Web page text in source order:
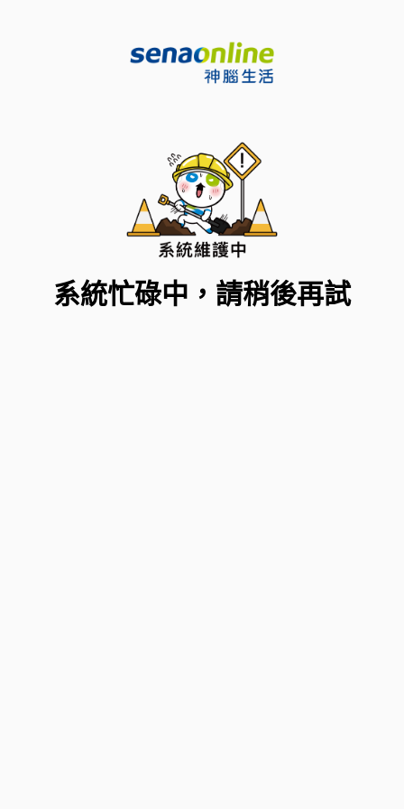
系統忙碌中，請稍後再試